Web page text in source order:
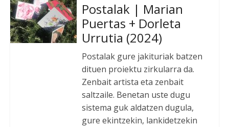
Postalak | Marian
Puertas + Dorleta
Urrutia (2024)
Postalak gure jakituriak batzen
dituen proiektu zirkularra da.
Zenbait artista eta zenbait
saltzaile. Benetan uste dugu
sistema guk aldatzen dugula,
gure ekintzekin, lankidetzekin